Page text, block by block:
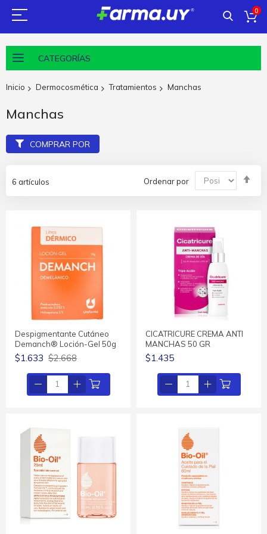
0
CATEGORÍAS
Inicio Dermocosmética Tratamientos Manchas
Manchas
6 artículos Ordenar por
Despigmentante Cutáneo
Demanch® Loción-Gel 50g
$1.633 $2.668
CICATRICURE CREMA ANTI
MANCHAS 50 GR
$1.435
COMPRAR POR